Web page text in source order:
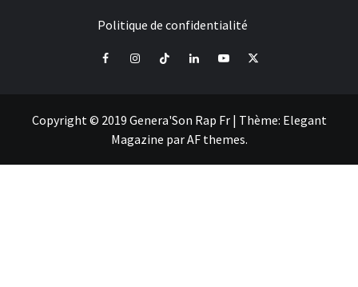
Politique de confidentialité
FacebookInstagramTiktok LinkedInYoutube
X
Copyright © 2019 Genera'Son Rap Fr | Thème: Elegant
Magazine parAF themes.